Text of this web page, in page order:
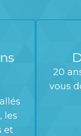
les
et
20
vous